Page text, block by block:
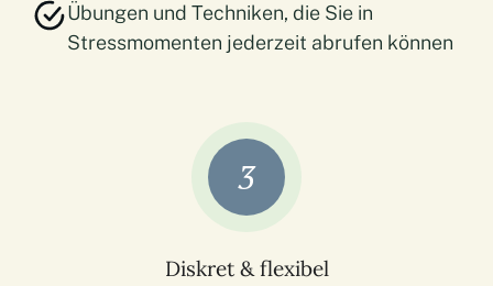
Übungen und Techniken, die Sie in
Stressmomenten jederzeit abrufen können
3
Diskret & flexibel